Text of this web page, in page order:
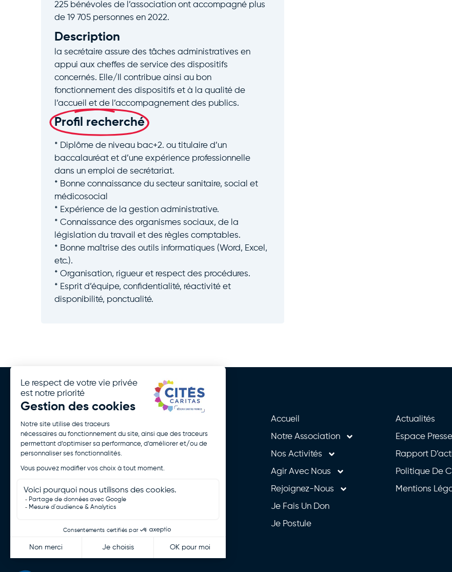
225 bénévoles de l’association ont accompagné plus
de 19 705 personnes en 2022.
Description
la secrétaire assure des tâches administratives en
appui aux cheffes de service des dispositifs
concernés. Elle/Il contribue ainsi au bon
fonctionnement des dispositifs et à la qualité de
l’accueil et de l’accompagnement des publics.
Profil recherché
* Diplôme de niveau bac+2. ou titulaire d’un
baccalauréat et d’une expérience professionnelle
dans un emploi de secrétariat.
* Bonne connaissance du secteur sanitaire, social et
médicosocial
* Expérience de la gestion administrative.
* Connaissance des organismes sociaux, de la
législation du travail et des règles comptables.
* Bonne maîtrise des outils informatiques (Word, Excel,
etc.).
* Organisation, rigueur et respect des procédures.
* Esprit d’équipe, confidentialité, réactivité et
disponibilité, ponctualité.
Accueil
Notre Association
Nos Activités
Agir Avec Nous
Rejoignez-Nous
Je Fais Un Don
Je Postule
Actualités
Espace Presse
Rapport
Politique De
Mentions